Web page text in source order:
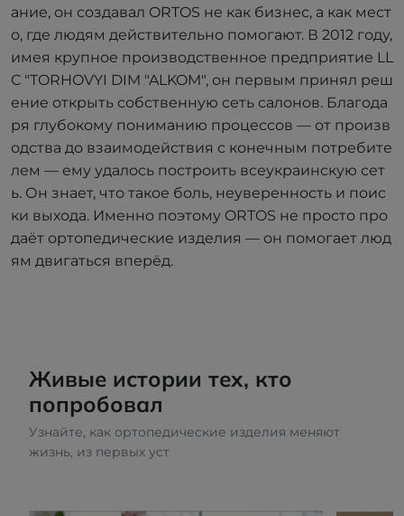
ание, он создавал ORTOS не как бизнес, а как мест
о, где людям действительно помогают. В 2012 году,
имея крупное производственное предприятие LL
C "TORHOVYI DIM "ALKOM", он первым принял реш
ение открыть собственную сеть салонов. Благода
ря глубокому пониманию процессов — от произв
одства до взаимодействия с конечным потребите
лем — ему удалось построить всеукраинскую сет
ь. Он знает, что такое боль, неуверенность и поис
ки выхода. Именно поэтому ORTOS не просто про
даёт ортопедические изделия — он помогает люд
ям двигаться вперёд.
Живые истории тех, кто
попробовал
Узнайте, как ортопедические изделия меняют
жизнь, из первых уст